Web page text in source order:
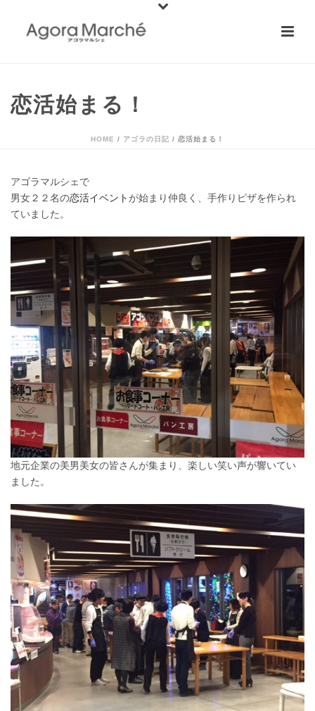
恋活始まる！
HOME / アゴラの日記 / 恋活始まる！
アゴラマルシェで
男女２２名の恋活イベント が始まり仲良く、手作りピザを作られ
ていました。
地元企業の美男美女の皆さんが集まり、楽しい笑い声が響いてい
ました。